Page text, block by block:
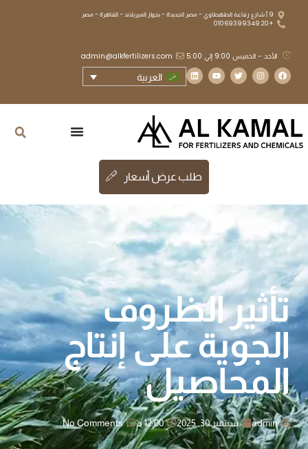
9 أ شارع رفاعة الطهطاوي - مصر الجديدة - بجوار الميريلاند - القاهرة - مصر
+20 01069399349
الأحد - الخميس 9:00 إلي 5:00 admin@alkfertilizers.com
العربية
طلب عرض أسعار
تأثير الظروف
الجوية على إنتاج
المحاصيل
admin سبتمبر 30, 2025 12:00 م No Comments